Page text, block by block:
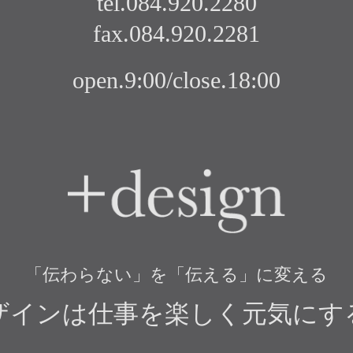
fax.084.920.2281
open.9:00/close.18:00
「伝わらない」を「伝える」に変える
インは仕事を楽しく元気にす